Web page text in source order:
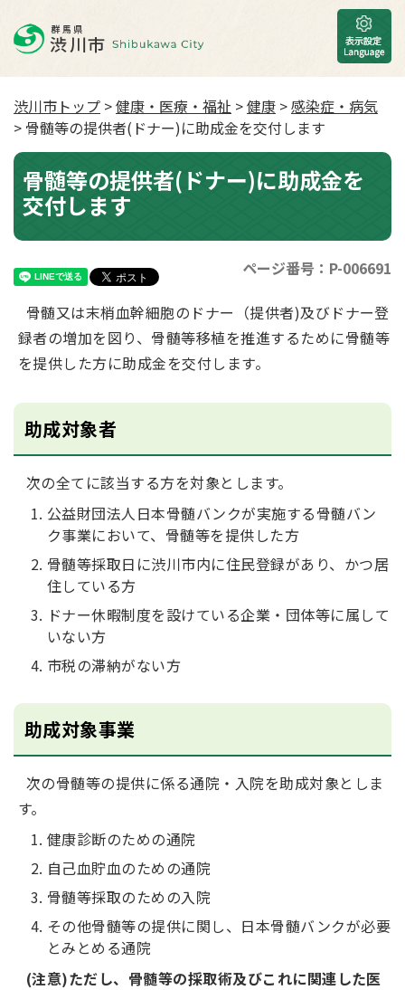
渋川市トップ >健康・医療・福祉 >健康 >感染症・病気
> 骨髄等の提供者(ドナー)に助成金を交付します
骨髄等の提供者(ドナー)に助成金を
交付します
ページ番号：P-006691
骨髄又は末梢血幹細胞のドナー（提供者)及びドナー登
録者の増加を図り、骨髄等移植を推進するために骨髄等
を提供した方に助成金を交付します。
助成対象者
次の全てに該当する方を対象とします。
公益財団法人日本骨髄バンクが実施する骨髄バン
ク事業において、骨髄等を提供した方
骨髄等採取日に渋川市内に住民登録があり、かつ居
住している方
ドナー休暇制度を設けている企業・団体等に属して
いない方
市税の滞納がない方
助成対象事業
次の骨髄等の提供に係る通院・入院を助成対象としま
す。
健康診断のための通院
自己血貯血のための通院
骨髄等採取のための入院
その他骨髄等の提供に関し、日本骨髄バンクが必要
とみとめる通院
(注意)ただし、骨髄等の採取術及びこれに関連した医